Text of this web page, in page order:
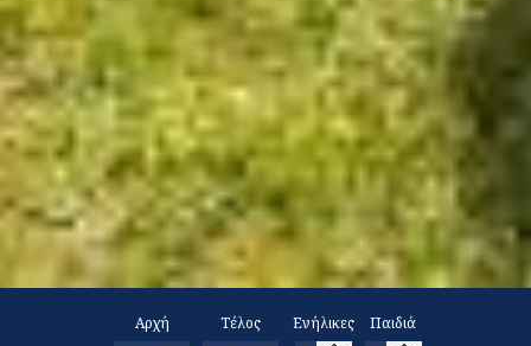
Αρχή Τέλος Ενήλικες Παιδιά